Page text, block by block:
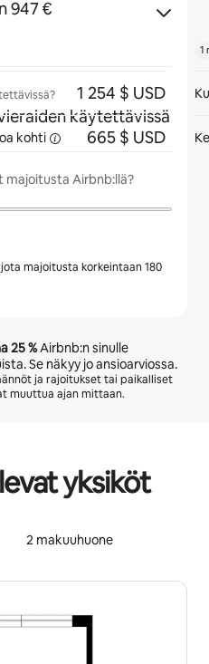
947 €
käytettävissä
majoitusta Airbnb:llä?
majoitusta korkeintaan 180
25 %Airbnb:n sinulle
Se näkyy jo ansioarviossa.
ja rajoitukset tai paikalliset
muuttua ajan mittaan.
yksiköt
2 makuuhuone
1 254 $ USD
kohti 665 $ USD
1